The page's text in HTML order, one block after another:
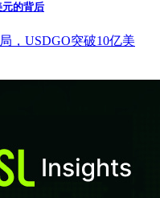
元的背后
，USDGO突破10亿美